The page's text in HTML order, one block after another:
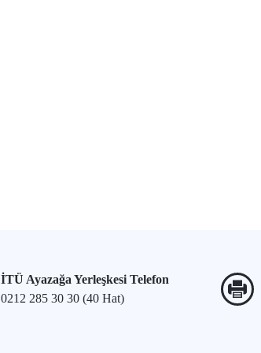
İTÜ Ayazağa Yerleşkesi Telefon
0212 285 30 30 (40 Hat)